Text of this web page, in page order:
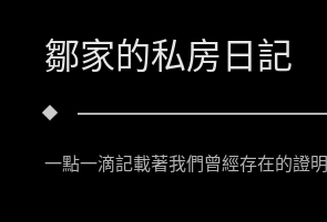
鄒家的私房日記
一點一滴記載著我們曾經存在的證明